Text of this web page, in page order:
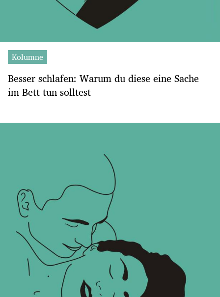
Kolumne
Besser schlafen: Warum du diese eine Sache
im Bett tun solltest